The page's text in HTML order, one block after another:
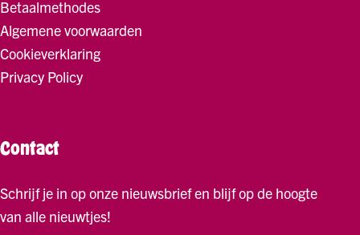
Betaalmethodes
Algemene voorwaarden
Cookieverklaring
Privacy Policy
Contact
Schrijf je in op onze nieuwsbrief en blijf op de hoogte
van alle nieuwtjes!